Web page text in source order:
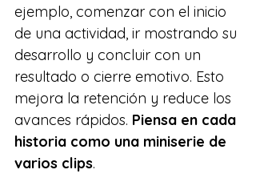
ejemplo, comenzar con el inicio
de una actividad, ir mostrando su
desarrollo y concluir con un
resultado o cierre emotivo. Esto
mejora la retención y reduce los
avances rápidos. Piensa en cada
historia como una miniserie de
varios clips.